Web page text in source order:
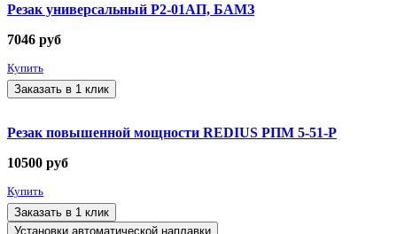
Резак универсальный Р2-01АП, БАМЗ
7046 руб
Купить
Заказать в 1 клик
Резак повышенной мощности REDIUS РПМ 5-51-Р
10500 руб
Купить
Заказать в 1 клик
Установки автоматической наплавки